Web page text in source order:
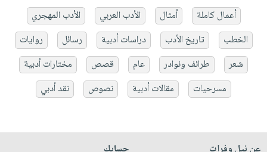
أعمال كاملة
أمثال الأدب العربي
الأدب المهجري
الخطب
تاريخ الأدب دراسات أدبية رسائل
روايات
شعر
طرائف ونوادر عام قصص
مختارات أدبية
مسرحيات
مقالات أدبية نصوص نقد أدبي